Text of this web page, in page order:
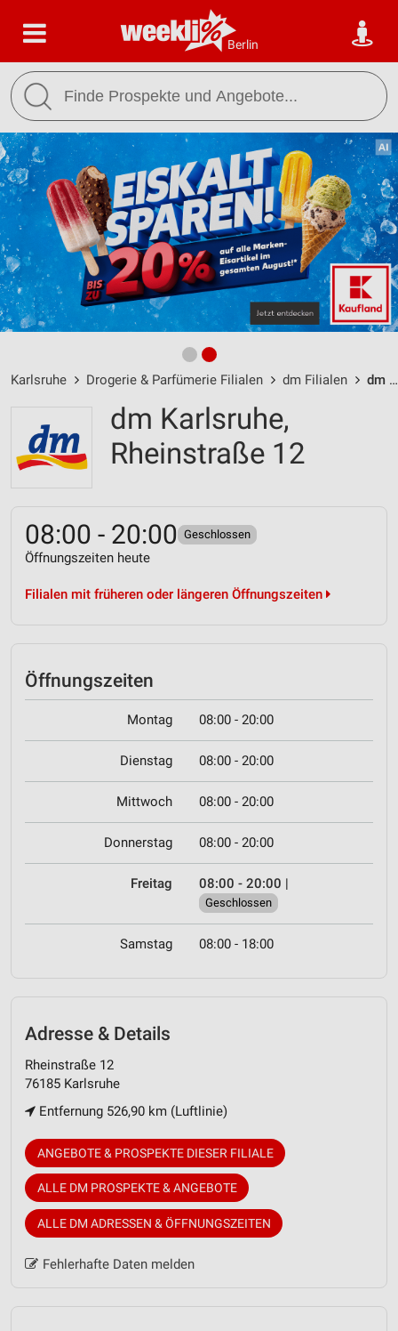
Berlin
Karlsruhe Drogerie & Parfümerie Filialen dm Filialen dm Karlsruhe / Rheinstraße 12 - Öffnungszeiten & Adresse
dm Karlsruhe,
Rheinstraße 12
08:00 - 20:00 Geschlossen
Öffnungszeiten heute
Filialen mit früheren oder längeren Öffnungszeiten
Öffnungszeiten
Montag 08:00 - 20:00
Dienstag 08:00 - 20:00
Mittwoch 08:00 - 20:00
Donnerstag 08:00 - 20:00
Freitag 08:00 - 20:00 |
Geschlossen
Samstag 08:00 - 18:00
Adresse & Details
Rheinstraße 12
76185 Karlsruhe
Entfernung 526,90 km (Luftlinie)
ANGEBOTE & PROSPEKTE DIESER FILIALE
ALLE DM PROSPEKTE & ANGEBOTE
ALLE DM ADRESSEN & ÖFFNUNGSZEITEN
Fehlerhafte Daten melden